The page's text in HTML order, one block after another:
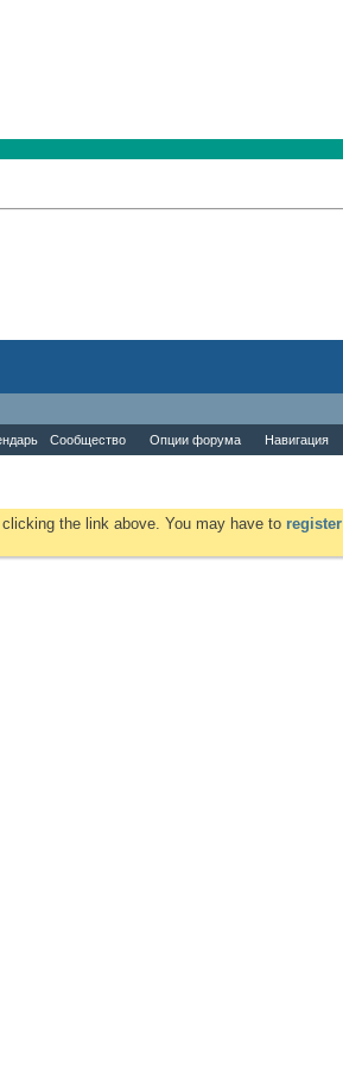
Сообщество Опции форума Навигация
clicking the link above. You may have to register